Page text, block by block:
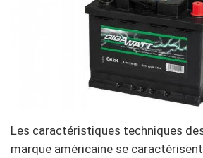
Les caractéristiques techniques
marque américaine se